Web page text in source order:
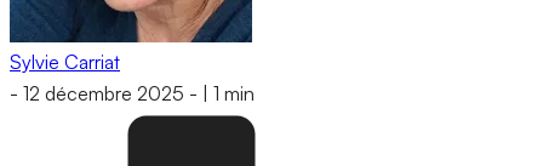
Sylvie Carriat
- 12 décembre 2025 - 1 min